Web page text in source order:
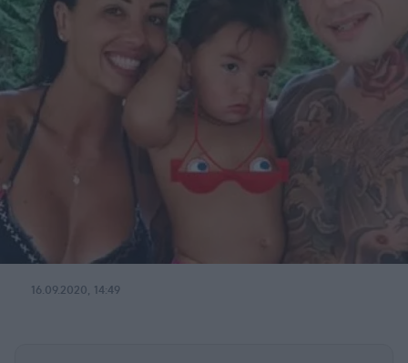
16.09.2020, 14:49